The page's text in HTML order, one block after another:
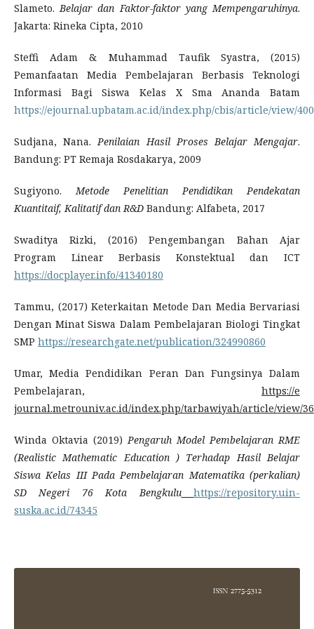
Slameto. Belajar dan Faktor-faktor yang Mempengaruhinya.
Jakarta: Rineka Cipta, 2010
Steffi Adam & Muhammad Taufik Syastra, (2015)
Pemanfaatan Media Pembelajaran Berbasis Teknologi
Informasi Bagi Siswa Kelas X Sma Ananda Batam
https://ejournal.upbatam.ac.id/index.php/cbis/article/view/400
Sudjana, Nana. Penilaian Hasil Proses Belajar Mengajar.
Bandung: PT Remaja Rosdakarya, 2009
Sugiyono. Metode Penelitian Pendidikan Pendekatan
Kuantitaif, Kalitatif dan R&D Bandung: Alfabeta, 2017
Swaditya Rizki, (2016) Pengembangan Bahan Ajar
Program Linear Berbasis Konstektual dan ICT
https://docplayer.info/41340180
Tammu, (2017) Keterkaitan Metode Dan Media Bervariasi
Dengan Minat Siswa Dalam Pembelajaran Biologi Tingkat
SMP https://researchgate.net/publication/324990860
Umar, Media Pendidikan Peran Dan Fungsinya Dalam
Pembelajaran, https://e
journal.metrouniv.ac.id/index.php/tarbawiyah/article/view/
Winda Oktavia (2019) Pengaruh Model Pembelajaran RME
(Realistic Mathematic Education ) Terhadap Hasil Belajar
Siswa Kelas III Pada Pembelajaran Matematika (perkalian)
SD Negeri 76 Kota Bengkulu
https://repository.uin-
suska.ac.id/74345